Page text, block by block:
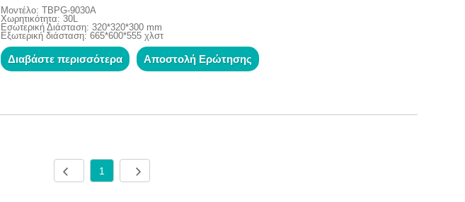
Μοντέλο: TBPG-9030A
Χωρητικότητα: 30L
Εσωτερική Διάσταση: 320*320*300 mm
Εξωτερική διάσταση: 665*600*555 χλστ
Διαβάστε περισσότερα Αποστολή Ερώτησης
1